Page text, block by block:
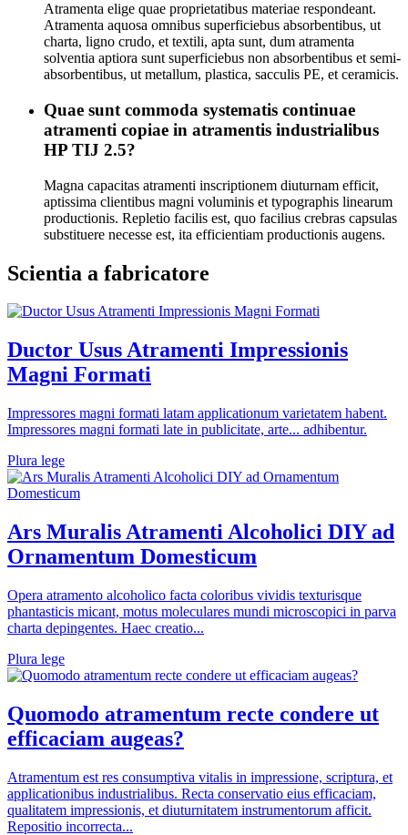
Atramenta elige quae proprietatibus materiae respondeant.
Atramenta aquosa omnibus superficiebus absorbentibus, ut
charta, ligno crudo, et textili, apta sunt, dum atramenta
solventia aptiora sunt superficiebus non absorbentibus et semi-
absorbentibus, ut metallum, plastica, sacculis PE, et ceramicis.
Quae sunt commoda systematis continuae
atramenti copiae in atramentis industrialibus
HP TIJ 2.5?
Magna capacitas atramenti inscriptionem diuturnam efficit,
aptissima clientibus magni voluminis et typographis linearum
productionis. Repletio facilis est, quo facilius crebras capsulas
substituere necesse est, ita efficientiam productionis augens.
Scientia a fabricatore
Ductor Usus Atramenti Impressionis
Magni Formati
Impressores magni formati latam applicationum varietatem habent.
Impressores magni formati late in publicitate, arte... adhibentur.
Plura lege
Ars Muralis Atramenti Alcoholici DIY ad
Ornamentum Domesticum
Opera atramento alcoholico facta coloribus vividis texturisque
phantasticis micant, motus moleculares mundi microscopici in parva
charta depingentes. Haec creatio...
Plura lege
Quomodo atramentum recte condere ut
efficaciam augeas?
Atramentum est res consumptiva vitalis in impressione, scriptura, et
applicationibus industrialibus. Recta conservatio eius efficaciam,
qualitatem impressionis, et diuturnitatem instrumentorum afficit.
Repositio incorrecta...